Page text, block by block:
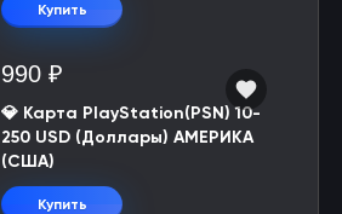
Купить
990 ₽
💎 Карта PlayStation(PSN) 10-
250 USD (Доллары) АМЕРИКА
(США)
Купить